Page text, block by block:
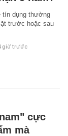
tín dụng thường
trước hoặc sau
giờ trước
cực
mà